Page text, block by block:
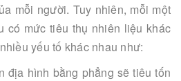
mỗi người. Tuy nhiên, mỗi một
có mức tiêu thụ nhiên liệu khác
yếu tố khác nhau như:
địa hình bằng phẳng sẽ tiêu tốn